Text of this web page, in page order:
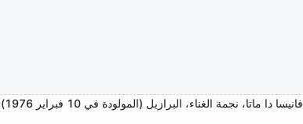
فانيسا دا ماتا، نجمة الغناء، البرازيل (المولودة في 10 فبراير 1976)